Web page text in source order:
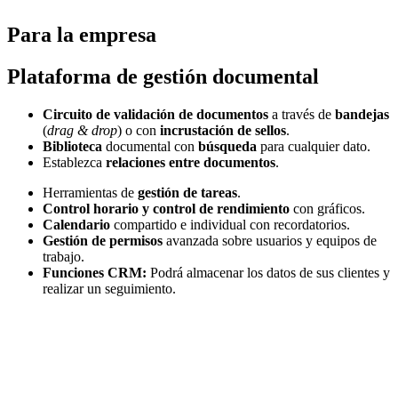
Para la empresa
Plataforma de gestión documental
Circuito de validación de documentos a través de bandejas
(drag & drop) o con incrustación de sellos.
Biblioteca documental con búsqueda para cualquier dato.
Establezca relaciones entre documentos.
Herramientas de gestión de tareas.
Control horario y control de rendimiento con gráficos.
Calendario compartido e individual con recordatorios.
Gestión de permisos avanzada sobre usuarios y equipos de
trabajo.
Funciones CRM: Podrá almacenar los datos de sus clientes y
realizar un seguimiento.